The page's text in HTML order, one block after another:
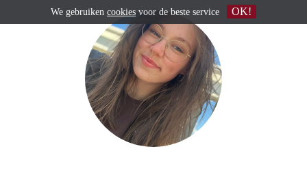
We gebruiken cookies voor de beste service OK!